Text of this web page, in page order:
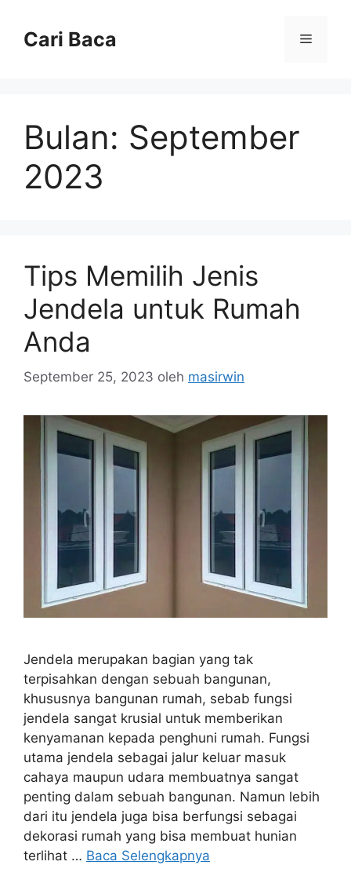
Cari Baca Menu
Bulan: September
2023
Tips Memilih Jenis
Jendela untuk Rumah
Anda
September 25, 2023 oleh masirwin
Jendela merupakan bagian yang tak
terpisahkan dengan sebuah bangunan,
khususnya bangunan rumah, sebab fungsi
jendela sangat krusial untuk memberikan
kenyamanan kepada penghuni rumah. Fungsi
utama jendela sebagai jalur keluar masuk
cahaya maupun udara membuatnya sangat
penting dalam sebuah bangunan. Namun lebih
dari itu jendela juga bisa berfungsi sebagai
dekorasi rumah yang bisa membuat hunian
terlihat … Baca Selengkapnya